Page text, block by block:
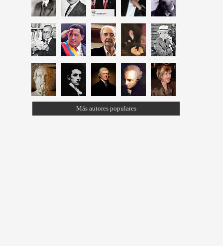
Más autores populares